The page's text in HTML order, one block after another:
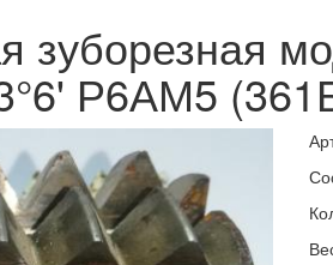
зуборезная
Р6АМ5